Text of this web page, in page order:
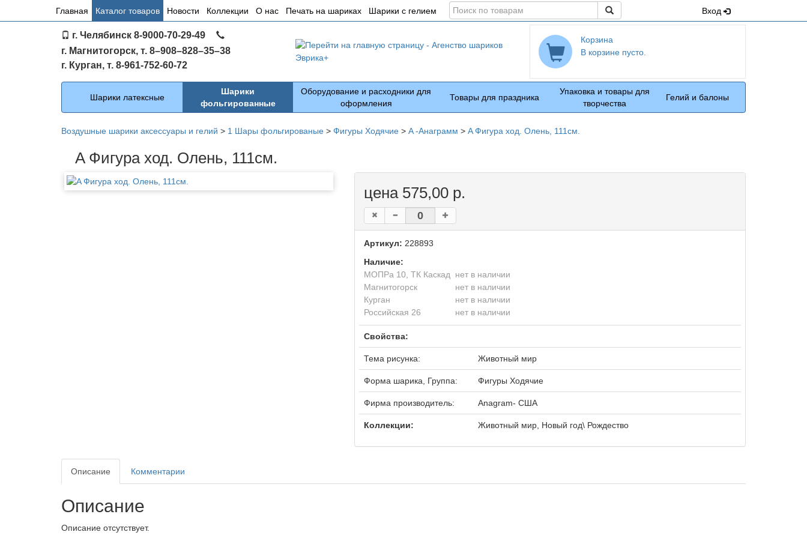
Основное
Главная Каталог товаров Новости Коллекции О нас Печать на шариках Шарики с гелием
Поиск
товарам
Вход
г. Челябинск 8-9000-70-29-49
г. Магнитогорск, т. 8–908–828–35–38
г. Курган, т. 8-961-752-60-72
Корзина
В корзине пусто.
Каталог
Шарики латексные
Шарики
фольгированные
Оборудование и расходники для
оформления
Товары для праздника
Упаковка и товары для
творчества
Гелий и балоны
Воздушные шарики аксессуары и гелий > 1 Шары фольгированые > Фигуры Ходячие > A -Анаграмм > A Фигура ход. Олень, 111см.
A Фигура ход. Олень, 111см.
цена 575,00 р.
Артикул: 228893
Наличие:
МОПРа 10, ТК Каскад
нет в наличии
Магнитогорск
нет в наличии
Курган
нет в наличии
Российская 26
нет в наличии
Свойства:
Тема рисунка: Животный мир
Форма шарика, Группа: Фигуры Ходячие
Фирма производитель: Anagram- США
Коллекции: Животный мир, Новый год\ Рождество
Описание Комментарии
Описание
Описание отсутствует.